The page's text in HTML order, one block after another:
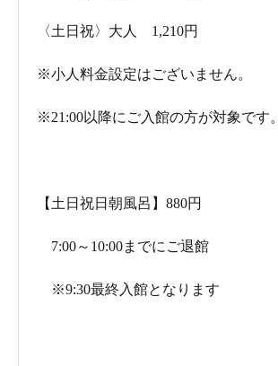
〈土日祝〉大人 1,210円
※小人料金設定はございません。
※21:00以降にご入館の方が対象です。
【土日祝日朝風呂】880円
7:00～10:00までにご退館
※9:30最終入館となります